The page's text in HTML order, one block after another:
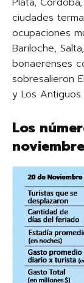
ciudades
ocupaciones
Bariloche,
bonaerenses
sobresalieron
y Los Antiguos.
Los